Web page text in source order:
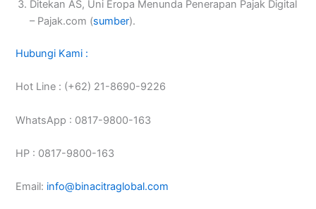
Ditekan AS, Uni Eropa Menunda Penerapan Pajak Digital
– Pajak.com (sumber).
Hubungi Kami :
Hot Line : (+62) 21-8690-9226
WhatsApp : 0817-9800-163
HP : 0817-9800-163
Email: info@binacitraglobal.com